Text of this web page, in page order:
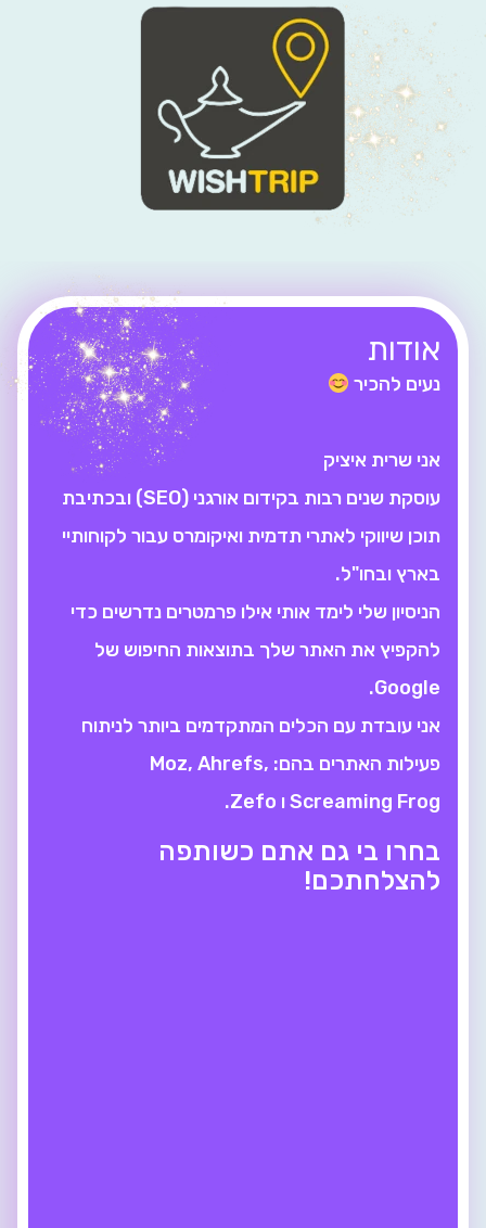
אודות
נעים להכיר
אני שרית איציק
עוסקת שנים רבות בקידום אורגני (SEO) ובכתיבת
תוכן שיווקי לאתרי תדמית ואיקומרס עבור לקוחותיי
בארץ ובחו"ל.
הניסיון שלי לימד אותי אילו פרמטרים נדרשים כדי
להקפיץ את האתר שלך בתוצאות החיפוש של
Google.
אני עובדת עם הכלים המתקדמים ביותר לניתוח
פעילות האתרים בהם: Moz, Ahrefs,
Screaming Frog ו Zefo.
בחרו בי גם אתם כשותפה
להצלחתכם!